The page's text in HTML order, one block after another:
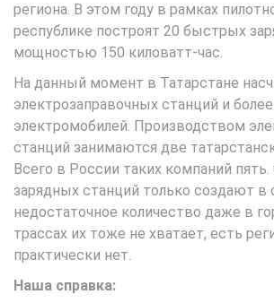
региона. В этом году в рамках
республике построят 20 быстрых
мощностью 150 киловатт-час.
На данный момент в Татарстане
электрозаправочных станций и
электромобилей. Производством
станций занимаются две
Всего в России таких компаний
зарядных станций только создают в
недостаточное количество даже в
трассах их тоже не хватает, есть
практически нет.
Наша справка: